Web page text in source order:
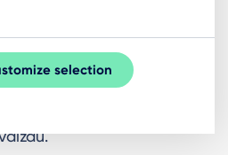
Jums pavyks
skoniais, kuriuos
komplektų, bet ir
selection